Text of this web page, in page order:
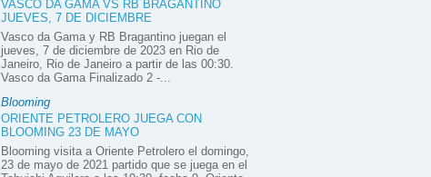
VASCO DA GAMA VS RB BRAGANTINO
JUEVES, 7 DE DICIEMBRE
Vasco da Gama y RB Bragantino juegan el
jueves, 7 de diciembre de 2023 en Rio de
Janeiro, Rio de Janeiro a partir de las 00:30.
Vasco da Gama Finalizado 2 -...
Blooming
ORIENTE PETROLERO JUEGA CON
BLOOMING 23 DE MAYO
Blooming visita a Oriente Petrolero el domingo,
23 de mayo de 2021 partido que se juega en el